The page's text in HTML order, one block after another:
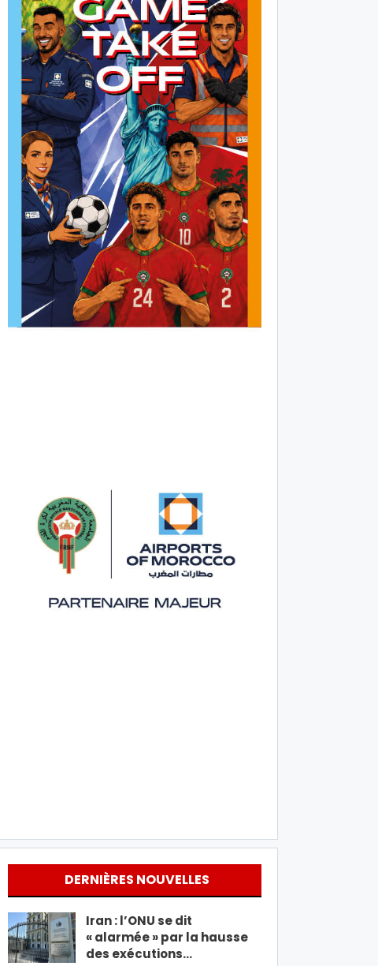
DERNIÈRES NOUVELLES
Iran : l’ONU se dit
« alarmée » par la hausse
des exécutions…